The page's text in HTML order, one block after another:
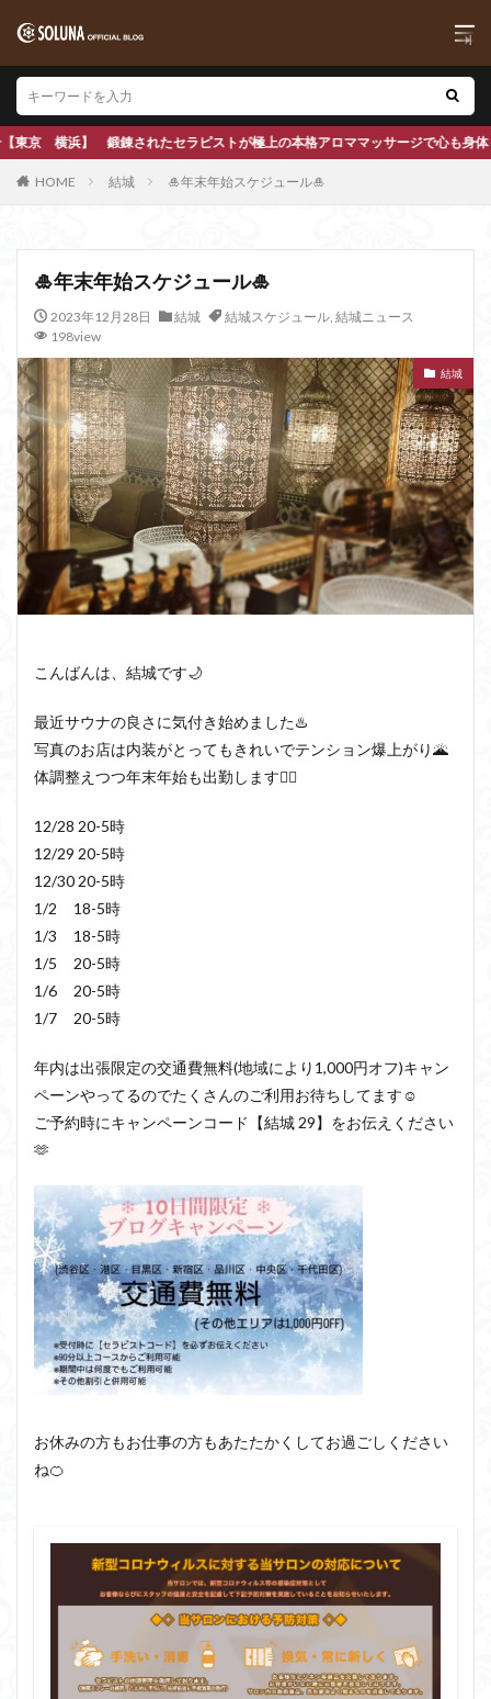
格アロママッサージで心も身体もほぐします
HOME 結城 🎍年末年始スケジュール🎍
🎍年末年始スケジュール🎍
2023年12月28日 結城 結城スケジュール, 結城ニュース
198view
結城
こんばんは、結城です🌙
最近サウナの良さに気付き始めました♨️
写真のお店は内装がとってもきれいでテンション爆上がり🌋
体調整えつつ年末年始も出勤します❤️‍🔥
12/28 20-5時
12/29 20-5時
12/30 20-5時
1/2 18-5時
1/3 18-5時
1/5 20-5時
1/6 20-5時
1/7 20-5時
年内は出張限定の交通費無料(地域により1,000円オフ)キャン
ペーンやってるのでたくさんのご利用お待ちしてます☺️
ご予約時にキャンペーンコード【結城 29】をお伝えください
🫶
お休みの方もお仕事の方もあたたかくしてお過ごしください
ね🍊